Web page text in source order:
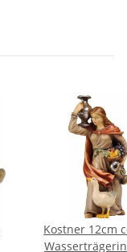
Kostner 12cm